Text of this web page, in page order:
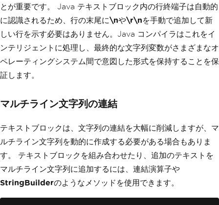
とが重要です。 Java テキストブロック内の行終端子は自動的
に認識されるため、行の末尾に\nや\r\nを手動で追加して新
しい行を示す必要はありません。Java コンパイラはこれをイ
ンテリジェントに処理し、最終的な文字列変数がさまざまなオ
ペレーティングシステム間で意図した形式を保持することを保
証します。
マルチライン文字列の連結
テキストブロックは、文字列の連結を大幅に削減しますが、マ
ルチライン文字列を動的に作成する必要がある場合もありま
す。 テキストブロックを組み合わせたり、追加のテキストを
マルチライン文字列に追加するには、連結演算子や
StringBuilderのようなメソッドを使用できます。